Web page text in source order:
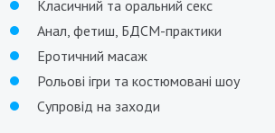
Класичний та оральний секс
Анал, фетиш, БДСМ-практики
Еротичний масаж
Рольові ігри та костюмовані шоу
Супровід на заходи